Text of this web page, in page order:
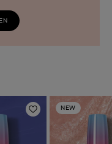
hinzufügen
Zur
NEW